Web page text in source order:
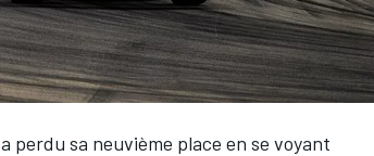
a perdu sa neuvième place en se voyant